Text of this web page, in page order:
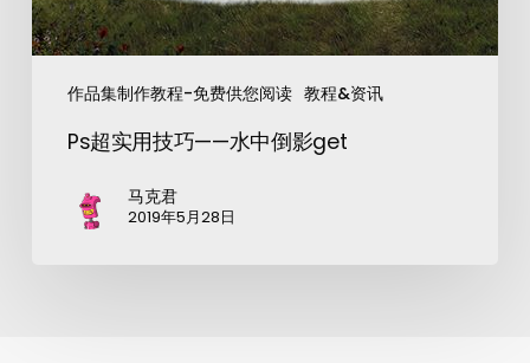
作品集制作教程-免费供您阅读 教程&资讯
Ps超实用技巧——水中倒影get
马克君
2019年5月28日